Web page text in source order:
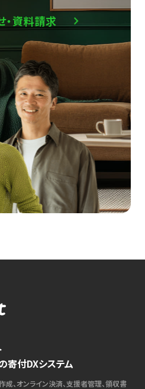
・資料請求
寄付DXシステム
成、オンライン決済、支援者管理、領収書